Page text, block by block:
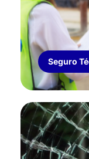
aparatos
Adicional
Seguro